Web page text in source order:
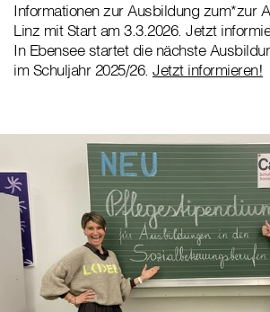
Informationen zur Ausbildung zum*zur
Linz mit Start am 3.3.2026. Jetzt
In Ebensee startet die nächste
im Schuljahr 2025/26. Jetzt informieren!